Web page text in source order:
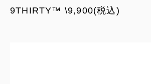
9THIRTY™ \9,900(税込)